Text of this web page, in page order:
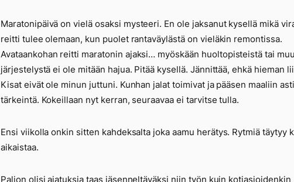
Maratonipäivä on vielä osaksi mysteeri. En ole jaksanut kysellä mikä
reitti tulee olemaan, kun puolet rantaväylästä on vieläkin remontissa.
Avataankohan reitti maratonin ajaksi… myöskään huoltopisteistä tai
järjestelystä ei ole mitään hajua. Pitää kysellä. Jännittää, ehkä hieman
Kisat eivät ole minun juttuni. Kunhan jalat toimivat ja pääsen maaliin
tärkeintä. Kokeillaan nyt kerran, seuraavaa ei tarvitse tulla.
Ensi viikolla onkin sitten kahdeksalta joka aamu herätys. Rytmiä täytyy
aikaistaa.
Paljon olisi ajatuksia taas jäsenneltäväksi niin työn kuin kotiasioidenkin